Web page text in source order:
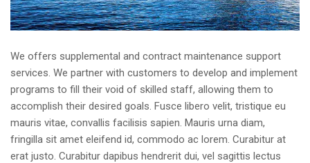
We offers supplemental and contract maintenance support
services. We partner with customers to develop and implement
programs to fill their void of skilled staff, allowing them to
accomplish their desired goals. Fusce libero velit, tristique eu
mauris vitae, convallis facilisis sapien. Mauris urna diam,
fringilla sit amet eleifend id, commodo ac lorem. Curabitur at
erat justo. Curabitur dapibus hendrerit dui, vel sagittis lectus